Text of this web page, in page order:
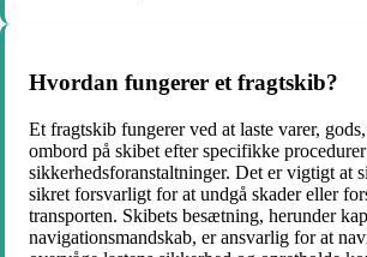
Hvordan fungerer et fragtskib?
Et fragtskib fungerer ved at laste varer,
ombord på skibet efter specifikke
sikkerhedsforanstaltninger. Det er vigtigt at
sikret forsvarligt for at undgå skader eller
transporten. Skibets besætning, herunder
navigationsmandskab, er ansvarlig for at